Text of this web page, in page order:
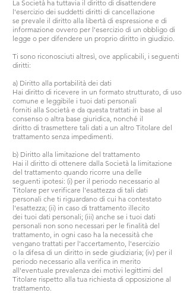
La Società ha tuttavia il diritto di disattendere
l'esercizio dei suddetti diritti di cancellazione
se prevale il diritto alla libertà di espressione e di
informazione ovvero per l'esercizio di un obbligo di
legge o per difendere un proprio diritto in giudizio.
Ti sono riconosciuti altresì, ove applicabili, i seguenti
diritti:
a) Diritto alla portabilità dei dati
Hai diritto di ricevere in un formato strutturato, di uso
comune e leggibile i tuoi dati personali
forniti alla Società e da questa trattati in base al
consenso o altra base giuridica, nonché il
diritto di trasmettere tali dati a un altro Titolare del
trattamento senza impedimenti.
b) Diritto alla limitazione del trattamento
Hai il diritto di ottenere dalla Società la limitazione
del trattamento quando ricorre una delle
seguenti ipotesi: (i) per il periodo necessario al
Titolare per verificare l'esattezza di tali dati
personali che ti riguardano di cui ha contestato
l'esattezza; (ii) in caso di trattamento illecito
dei tuoi dati personali; (iii) anche se i tuoi dati
personali non sono necessari per le finalità del
trattamento, in ogni caso ha la necessità che
vengano trattati per l'accertamento, l'esercizio
o la difesa di un diritto in sede giudiziaria; (iv) per il
periodo necessario alla verifica in merito
all'eventuale prevalenza dei motivi legittimi del
Titolare rispetto alla tua richiesta di opposizione al
trattamento.